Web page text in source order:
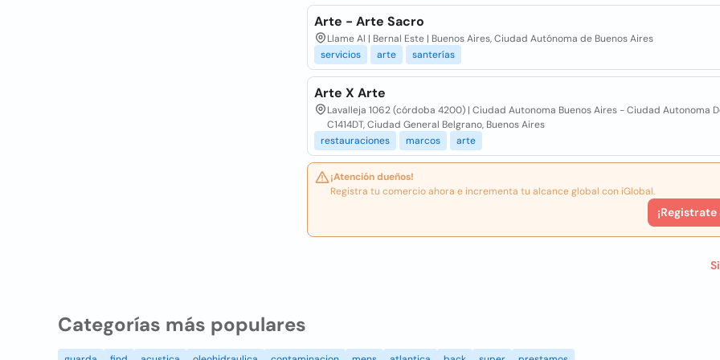
Arte - Arte Sacro
Llame Al | Bernal Este | Buenos Aires, Ciudad Autónoma de Buenos Aires
servicios
arte santerías
Arte X Arte
Lavalleja 1062 (córdoba 4200) | Ciudad Autonoma Buenos Aires - Ciudad Autonoma
C1414DT, Ciudad General Belgrano, Buenos Aires
restauraciones
marcos arte
¡Atención dueños!
Registra tu comercio ahora e incrementa tu alcance global con iGlobal.
¡Registrate
Categorías más populares